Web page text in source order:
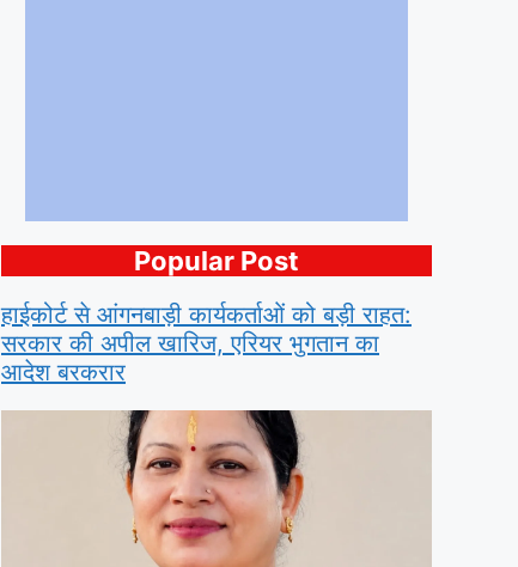
Popular Post
हाईकोर्ट से आंगनबाड़ी कार्यकर्ताओं को बड़ी राहत:
सरकार की अपील खारिज, एरियर भुगतान का
आदेश बरकरार